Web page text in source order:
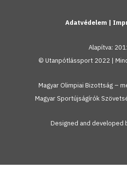
Adatvédelem |
Alapítva:
© Utanpótlássport 2022 |
Magyar Olimpiai Bizottság –
Magyar Sportújságírók
Designed and developed